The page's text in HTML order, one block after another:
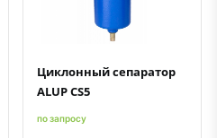
Циклонный сепаратор
ALUP CS5
по запросу